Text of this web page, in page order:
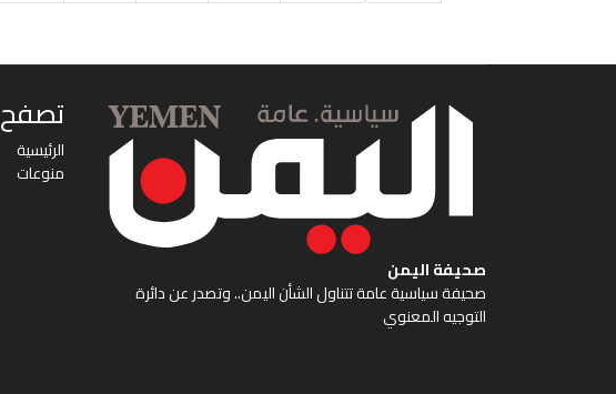
صحيفة اليمن
صحيفة سياسية عامة تتناول الشأن اليمن.. وتصدر عن دائرة
التوجيه المعنوي
تصفح
الرئيسية
منوعات